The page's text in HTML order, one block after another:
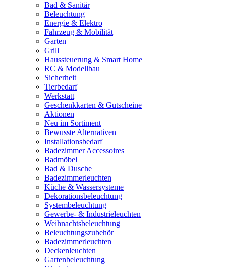
Bad & Sanitär
Beleuchtung
Energie & Elektro
Fahrzeug & Mobilität
Garten
Grill
Haussteuerung & Smart Home
RC & Modellbau
Sicherheit
Tierbedarf
Werkstatt
Geschenkkarten & Gutscheine
Aktionen
Neu im Sortiment
Bewusste Alternativen
Installationsbedarf
Badezimmer Accessoires
Badmöbel
Bad & Dusche
Badezimmerleuchten
Küche & Wassersysteme
Dekorationsbeleuchtung
Systembeleuchtung
Gewerbe- & Industrieleuchten
Weihnachtsbeleuchtung
Beleuchtungszubehör
Badezimmerleuchten
Deckenleuchten
Gartenbeleuchtung